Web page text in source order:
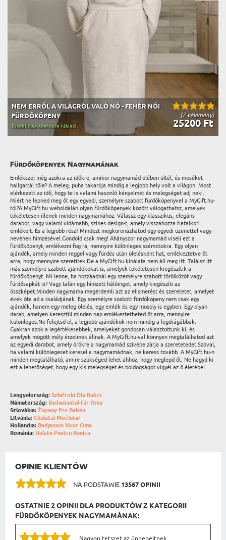
(7 vélemény)
NEM ERRŐL A VILÁGRÓL VALÓ NŐ - FEHÉR NŐI
FÜRDŐKÖPENY
25200 Ft
Kiszállítás szerdára Nálad
Fürdőköpenyek Nagymamának
Emlékszel még azokra az időkre, amikor nagymamád ölében ültél, és meséket
hallgattál tőle? A meleg, puha takarója mindig a legjobb hely volt a világon. Most
elérkezett az idő, hogy te is valami hasonló kényelmet és melegséget adj neki.
Miért ne lepned meg őt egy egyedi, személyre szabott fürdőköpenyvel a MyGift.hu-
tól?A MyGift.hu weboldalán olyan fürdőköpenyek között válogathatsz, amelyek
tökéletesen illenek minden nagymamához. Válassz egy klasszikus, elegáns
darabot, vagy valami vidámabb, színes design-t, amely visszahozza fiatalkori
emlékeit. És a legjobb rész? Mindezt megkoronázhatod egy egyedi üzenettel vagy
nevének hímzésével.Gondold csak meg! Ahányszor nagymamád viseli ezt a
fürdőköpenyt, emlékezni fog rá, mennyire különleges számotokra. Egy olyan
ajándék, amely minden reggel vagy fürdés után ölelésként hat, emlékeztetve őt
arra, hogy mennyire szeretitek.De a MyGift.hu kínálata nem áll meg itt. Találsz itt
más személyre szabott ajándékokat is, amelyek tökéletesen kiegészítik a
fürdőköpenyt. Mi lenne, ha hozzáadnál egy személyre szabott törölközőt vagy
fürdősapkát is? Vagy talán egy hímzett hálóinget, amely kiegészíti az
összképet.Minden nagymama megérdemli azt az elismerést és szeretetet, amelyet
évek óta ad a családjának. Egy személyre szabott fürdőköpeny nem csak egy
ajándék, hanem egy meleg ölelés, egy emlék és egy mosoly is egyben. Egy olyan
darab, amelyen keresztül minden nap emlékeztetheted őt arra, mennyire
különleges.Ne felejtsd el, a legjobb ajándékok nem mindig a legdrágábbak.
Gyakran azok a legértékesebbek, amelyeket gondosan választottunk ki, és
amelyek mögött mély érzelmek állnak. A MyGift.hu-val könnyen megtalálhatod azt
az egyedi darabot, amely örökre a nagymamád szívébe zárja a szeretetedet.Szóval,
ha valami különlegeset keresel a nagymamádnak, ne keress tovább. A MyGift.hu-n
minden megtalálható, amire szükséged lehet ahhoz, hogy meglepd őt. Ne hagyd ki
ezt a lehetőséget, hogy egy kis melegséget és boldogságot vigyél az ő életébe!
Lengyelország: Szlafroki Dla Babci
Németország: Bademantel für Oma
Szlovákia: Župany Pre Babku
Litvánia: Chalatai Močiutei
Hollandia: Badjassen Voor Oma
Románia: Halate Pentru Bunica
OPINIE KLIENTÓW
NA PODSTAWIE 13567 OPINII
OSTATNIE 2 OPINII DLA PRODUKTÓW Z KATEGORII
FÜRDŐKÖPENYEK NAGYMAMÁNAK: